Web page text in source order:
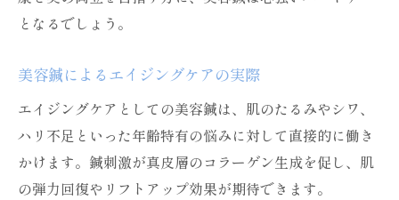
となるでしょう。
美容鍼によるエイジングケアの実際
エイジングケアとしての美容鍼は、肌のたるみやシワ、
ハリ不足といった年齢特有の悩みに対して直接的に働き
かけます。鍼刺激が真皮層のコラーゲン生成を促し、肌
の弾力回復やリフトアップ効果が期待できます。